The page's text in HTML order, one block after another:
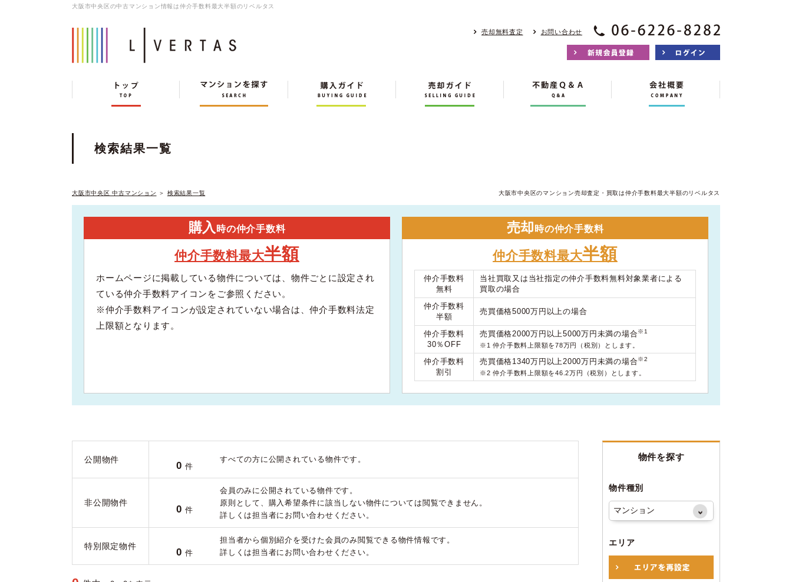
大阪市中央区の中古マンション情報は仲介手数料最大半額のリベルタス
売却無料査定 お問い合わせ
検索結果一覧
大阪市中央区 中古マンション ＞ 検索結果一覧 大阪市中央区のマンション売却査定・買取は仲介手数料最大半額のリベルタス
購入 時の仲介手数料
仲介手数料最大半額
ホームページに掲載している物件については、物件ごとに設定され
ている仲介手数料アイコンをご参照ください。
※仲介手数料アイコンが設定されていない場合は、仲介手数料法定
上限額となります。
売却時の仲介手数料
仲介手数料最大半額
仲介手数料
無料
当社買取又は当社指定の仲介手数料無料対象業者による
買取の場合
仲介手数料
半額
売買価格5000万円以上の場合
仲介手数料
30％OFF
売買価格2000万円以上5000万円未満の場合※1
※1 仲介手数料上限額を78万円（税別）とします。
仲介手数料
割引
売買価格1340万円以上2000万円未満の場合※2
※2 仲介手数料上限額を46.2万円（税別）とします。
公開物件
0 件
すべての方に公開されている物件です。
非公開物件
0 件
会員のみに公開されている物件です。
原則として、購入希望条件に該当しない物件については閲覧できません。
詳しくは担当者にお問い合わせください。
特別限定物件
0 件
担当者から個別紹介を受けた会員のみ閲覧できる物件情報です。
詳しくは担当者にお問い合わせください。
物件を探す
物件種別
エリア